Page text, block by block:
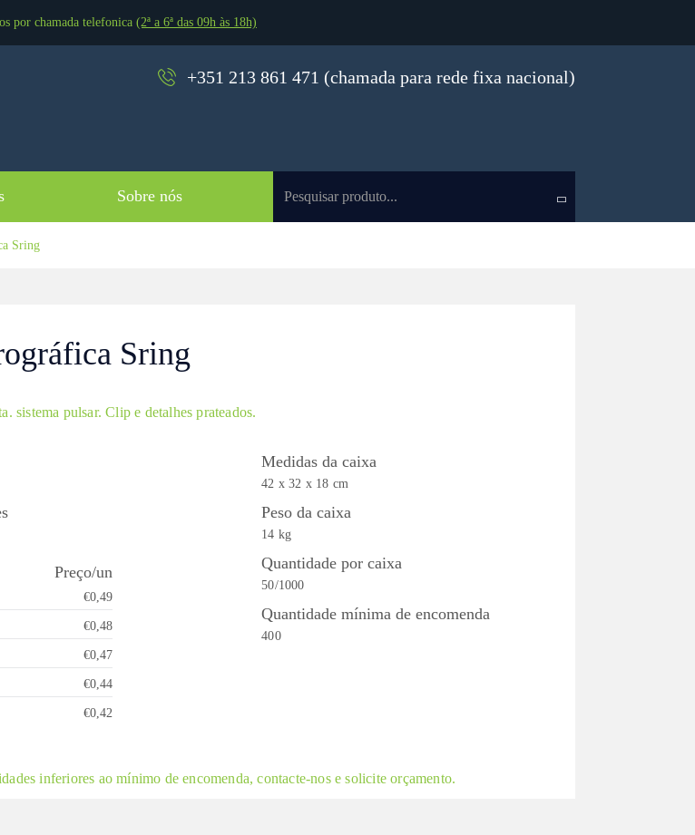
por chamada telefonica (2ª a 6ª das 09h às 18h)
+351 213 861 471 (chamada para rede fixa nacional)
Sobre nós
Sring
Sring
sistema pulsar. Clip e detalhes prateados.
Preço/un
€0,49
€0,48
€0,47
€0,44
€0,42
Medidas da caixa
42 x 32 x 18 cm
Peso da caixa
14 kg
Quantidade por caixa
50/1000
Quantidade mínima de encomenda
400
inferiores ao mínimo de encomenda, contacte-nos e solicite orçamento.